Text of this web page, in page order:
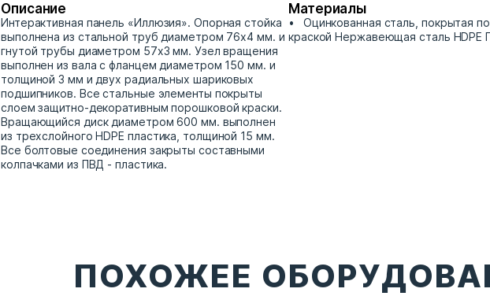
Описание
Интерактивная панель «Иллюзия». Опорная стойка
выполнена из стальной труб диаметром 76х4 мм. и
гнутой трубы диаметром 57х3 мм. Узел вращения
выполнен из вала с фланцем диаметром 150 мм. и
толщиной 3 мм и двух радиальных шариковых
подшипников. Все стальные элементы покрыты
слоем защитно-декоративным порошковой краски.
Вращающийся диск диаметром 600 мм. выполнен
из трехслойного HDPE пластика, толщиной 15 мм.
Все болтовые соединения закрыты составными
колпачками из ПВД - пластика.
Материалы
Оцинкованная сталь, покрытая
краской Нержавеющая сталь HDPE
ПОХОЖЕЕ